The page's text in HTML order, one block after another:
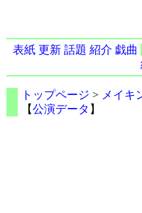
表紙 更新 話題 紹介 戯曲
トップページ > メイキ
【公演データ 】